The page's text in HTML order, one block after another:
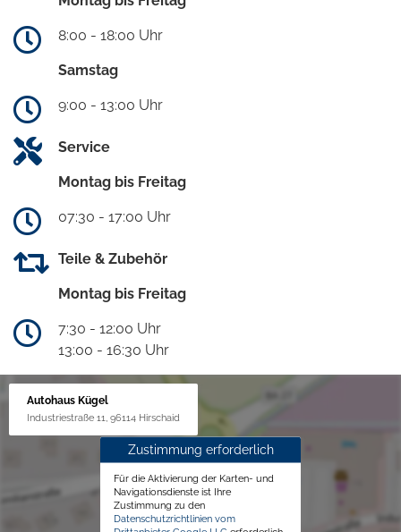
8:00 - 18:00 Uhr
Samstag
9:00 - 13:00 Uhr
Service
Montag bis Freitag
07:30 - 17:00 Uhr
Teile & Zubehör
Montag bis Freitag
7:30 - 12:00 Uhr
13:00 - 16:30 Uhr
Autohaus Kügel
Industriestraße 11, 96114 Hirschaid
Zustimmung erforderlich
Für die Aktivierung der Karten- und
Navigationsdienste ist Ihre
Zustimmung zu den
Datenschutzrichtlinien vom